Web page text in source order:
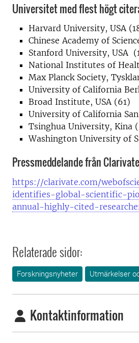
Universitet med flest högt
Harvard University, USA
Chinese Academy of
Stanford University, USA
National Institutes of
Max Planck Society,
University of California
Broad Institute, USA (61)
University of California
Tsinghua University, Kina
Washington University of
Pressmeddelande från
https://clarivate.com/
identifies-global-scientific-
annual-highly-cited-
Relaterade sidor:
Forskningsnyheter Utmärkelser
Kontaktinformation